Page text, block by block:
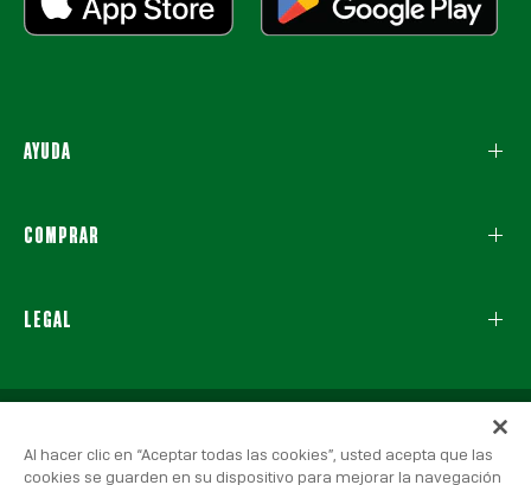
AYUDA
COMPRAR
LEGAL
Al hacer clic en “Aceptar todas las cookies”, usted acepta que las
cookies se guarden en su dispositivo para mejorar la navegación